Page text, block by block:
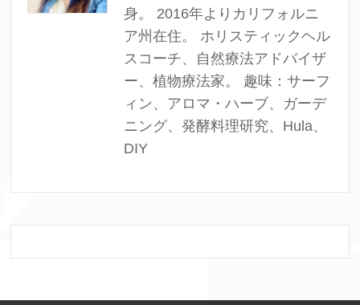
身。 2016年よりカリフォルニ
ア州在住。 ホリスティックヘル
スコーチ、自然療法アドバイザ
ー、植物療法家。 趣味：サーフ
ィン、アロマ・ハーブ、ガーデ
ニング、発酵料理研究、Hula、
DIY